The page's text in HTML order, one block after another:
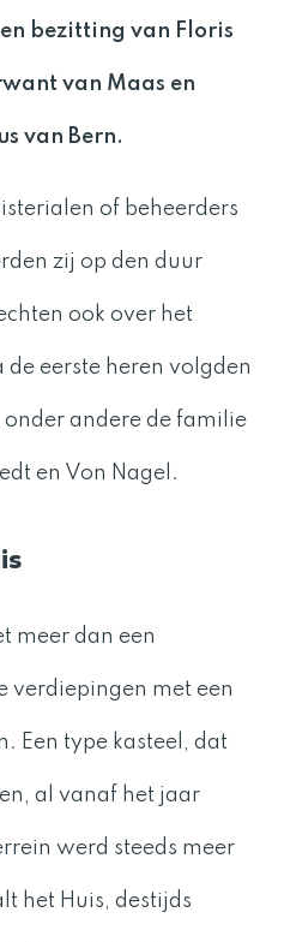
bezitting van Floris
van Maas en
van Bern.
of beheerders
zij op den duur
ook over het
eerste heren volgden
andere de familie
en Von Nagel.
meer dan een
verdiepingen met een
Een type kasteel, dat
al vanaf het jaar
werd steeds meer
het Huis, destijds